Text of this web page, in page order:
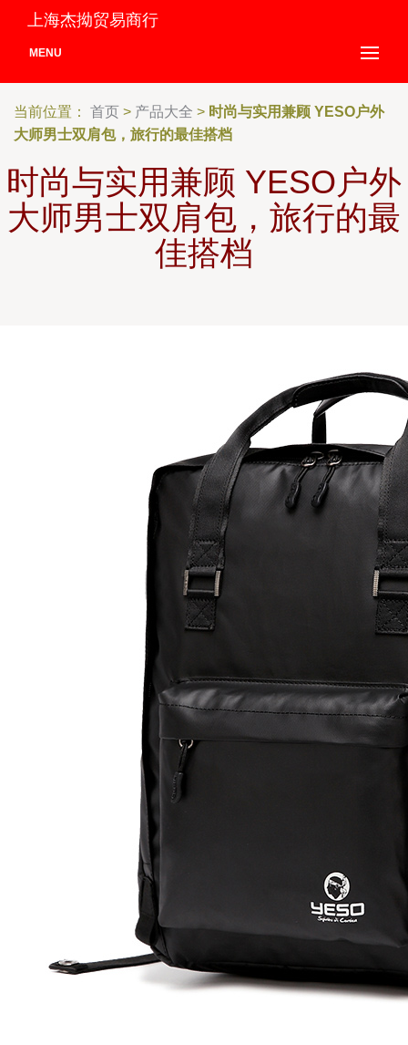
上海杰拗贸易商行
MENU
当前位置： 首页 > 产品大全 > 时尚与实用兼顾 YESO户外
大师男士双肩包，旅行的最佳搭档
时尚与实用兼顾 YESO户外
大师男士双肩包，旅行的最
佳搭档